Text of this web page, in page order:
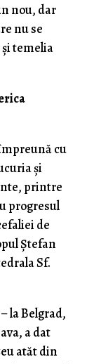
nou, dar
nu se
temelia
cu
și
printre
progresul
de
Ștefan
Sf.
la Belgrad,
a dat
atăt din